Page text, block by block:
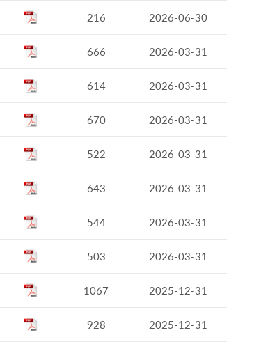
216 2026-06-30
666 2026-03-31
614 2026-03-31
670 2026-03-31
522 2026-03-31
643 2026-03-31
544 2026-03-31
503 2026-03-31
1067 2025-12-31
928 2025-12-31